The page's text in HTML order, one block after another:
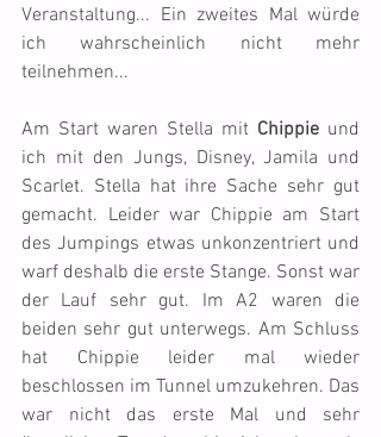
Veranstaltung... Ein zweites Mal würde
ich wahrscheinlich nicht mehr
teilnehmen...
Am Start waren Stella mit Chippie und
ich mit den Jungs, Disney, Jamila und
Scarlet. Stella hat ihre Sache sehr gut
gemacht. Leider war Chippie am Start
des Jumpings etwas unkonzentriert und
warf deshalb die erste Stange. Sonst war
der Lauf sehr gut. Im A2 waren die
beiden sehr gut unterwegs. Am Schluss
hat Chippie leider mal wieder
beschlossen im Tunnel umzukehren. Das
war nicht das erste Mal und sehr